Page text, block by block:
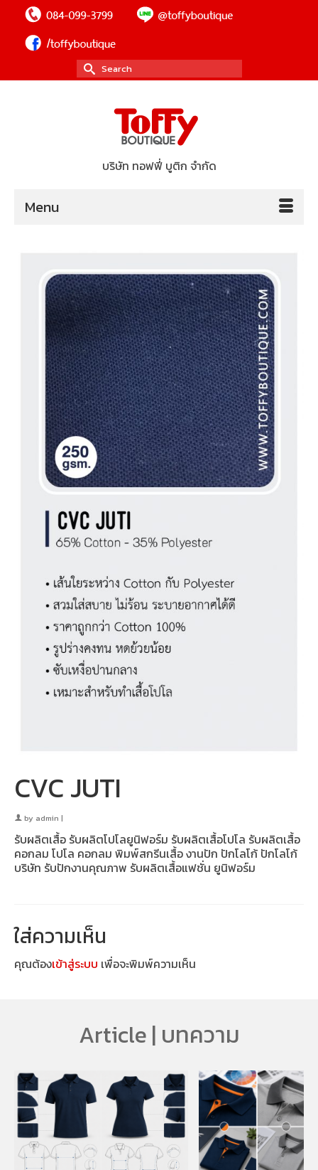
Search
for:
บริษัท ทอฟฟี่ บูติก จำกัด
Menu
CVC JUTI
by admin |
รับผลิตเสื้อ รับผลิตโปโลยูนิฟอร์ม รับผลิตเสื้อโปโล รับผลิตเสื้อ
คอกลม โปโล คอกลม พิมพ์สกรีนเสื้อ งานปัก ปักโลโก้ ปักโลโก้
บริษัท รับปักงานคุณภาพ รับผลิตเสื้อแฟชั่น ยูนิฟอร์ม
ใส่ความเห็น
คุณต้องเข้าสู่ระบบ เพื่อจะพิมพ์ความเห็น
Article | บทความ